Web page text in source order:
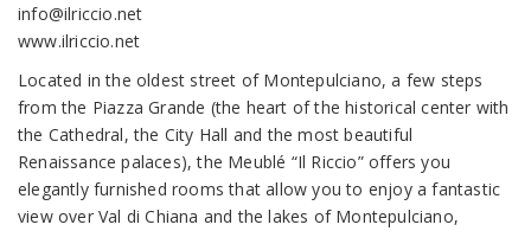
info@ilriccio.net
www.ilriccio.net
Located in the oldest street of Montepulciano, a few steps
from the Piazza Grande (the heart of the historical center with
the Cathedral, the City Hall and the most beautiful
Renaissance palaces), the Meublé “Il Riccio” offers you
elegantly furnished rooms that allow you to enjoy a fantastic
view over Val di Chiana and the lakes of Montepulciano,